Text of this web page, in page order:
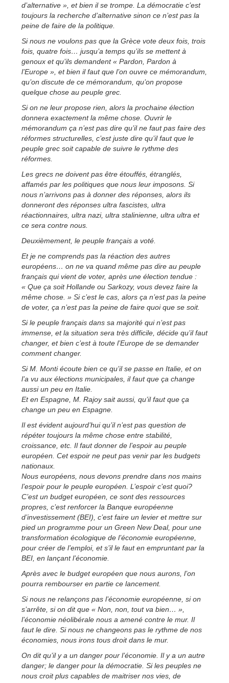
d’alternative », et bien il se trompe. La démocratie c’est
toujours la recherche d’alternative sinon ce n’est pas la
peine de faire de la politique.
Si nous ne voulons pas que la Grèce vote deux fois, trois
fois, quatre fois… jusqu’a temps qu’ils se mettent à
genoux et qu’ils demandent « Pardon, Pardon à
l’Europe », et bien il faut que l’on ouvre ce mémorandum,
qu’on discute de ce mémorandum, qu’on propose
quelque chose au peuple grec.
Si on ne leur propose rien, alors la prochaine élection
donnera exactement la même chose. Ouvrir le
mémorandum ça n’est pas dire qu’il ne faut pas faire des
réformes structurelles, c’est juste dire qu’il faut que le
peuple grec soit capable de suivre le rythme des
réformes.
Les grecs ne doivent pas être étouffés, étranglés,
affamés par les politiques que nous leur imposons. Si
nous n’arrivons pas à donner des réponses, alors ils
donneront des réponses ultra fascistes, ultra
réactionnaires, ultra nazi, ultra stalinienne, ultra ultra et
ce sera contre nous.
Deuxièmement, le peuple français a voté.
Et je ne comprends pas la réaction des autres
européens… on ne va quand même pas dire au peuple
français qui vient de voter, après une élection tendue :
« Que ça soit Hollande ou Sarkozy, vous devez faire la
même chose. » Si c’est le cas, alors ça n’est pas la peine
de voter, ça n’est pas la peine de faire quoi que se soit.
Si le peuple français dans sa majorité qui n’est pas
immense, et la situation sera très difficile, décide qu’il faut
changer, et bien c’est à toute l’Europe de se demander
comment changer.
Si M. Monti écoute bien ce qu’il se passe en Italie, et on
l’a vu aux élections municipales, il faut que ça change
aussi un peu en Italie.
Et en Espagne, M. Rajoy sait aussi, qu’il faut que ça
change un peu en Espagne.
Il est évident aujourd’hui qu’il n’est pas question de
répéter toujours la même chose entre stabilité,
croissance, etc. Il faut donner de l’espoir au peuple
européen. Cet espoir ne peut pas venir par les budgets
nationaux.
Nous européens, nous devons prendre dans nos mains
l’espoir pour le peuple européen. L’espoir c’est quoi?
C’est un budget européen, ce sont des ressources
propres, c’est renforcer la Banque européenne
d’investissement (BEI), c’est faire un levier et mettre sur
pied un programme pour un Green New Deal, pour une
transformation écologique de l’économie européenne,
pour créer de l’emploi, et s’il le faut en empruntant par la
BEI, en lançant l’économie.
Après avec le budget européen que nous aurons, l’on
pourra rembourser en partie ce lancement.
Si nous ne relançons pas l’économie européenne, si on
s’arrête, si on dit que « Non, non, tout va bien… »,
l’économie néolibérale nous a amené contre le mur. Il
faut le dire. Si nous ne changeons pas le rythme de nos
économies, nous irons tous droit dans le mur.
On dit qu’il y a un danger pour l’économie. Il y a un autre
danger; le danger pour la démocratie. Si les peuples ne
nous croit plus capables de maitriser nos vies, de